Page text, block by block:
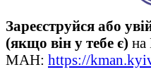
Зареєструйся або
(якщо він у тебе є) на
МАН: https://